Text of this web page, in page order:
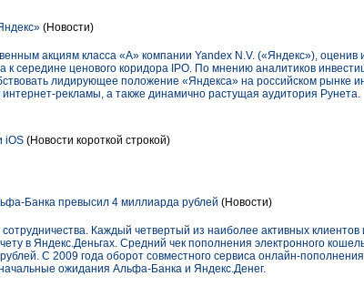
(Новости)
акциям класса «А» компании Yandex N.V. («Яндекс»), оценив
к середине ценового коридора IPO. По мнению аналитиков
лидирующее положение «Яндекса» на российском рынке
рекламы, а также динамично растущая аудитория Рунета.
iOS (Новости короткой строкой)
Банка превысил 4 миллиарда рублей (Новости)
Каждый четвертый из наиболее активных клиентов
в Яндекс.Деньгах. Средний чек пополнения электронного
С 2009 года оборот совместного сервиса онлайн-
ожидания Альфа-Банка и Яндекс.Денег.